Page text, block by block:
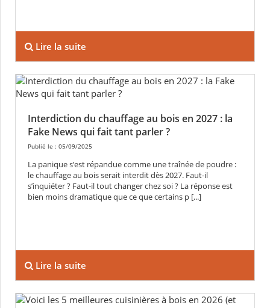
Lire la suite
Interdiction du chauffage au bois en 2027 : la
Fake News qui fait tant parler ?
Publié le : 05/09/2025
La panique s’est répandue comme une traînée de poudre :
le chauffage au bois serait interdit dès 2027. Faut-il
s’inquiéter ? Faut-il tout changer chez soi ? La réponse est
bien moins dramatique que ce que certains p [...]
Lire la suite